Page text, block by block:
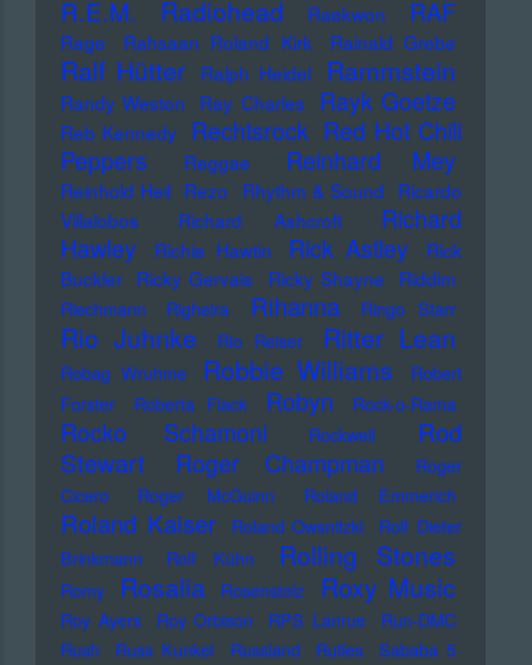
R.E.M. Radiohead Raekwon RAF
Rage Rahsaan Roland Kirk Rainald Grebe
Ralf Hütter Ralph Heidel Rammstein
Randy Weston Ray Charles Rayk Goetze
Reb Kennedy Rechtsrock Red Hot Chili
Peppers
Reggae Reinhard Mey
Reinhold Heil Rezo Rhythm & Sound Ricardo
Villalobos
Richard Ashcroft
Richard
Hawley
Richie Hawtin Rick Astley
Rick
Buckler
Ricky Gervais Ricky Shayne Riddim
Riechmann Righeira Rihanna Ringo Starr
Rio Juhnke Rio Reiser Ritter Lean
Robag Wruhme Robbie Williams
Robert
Forster
Roberta Flack Robyn Rock-o-Rama
Rocko Schamoni Rockwell
Rod
Stewart
Roger Champman
Roger
Cicero
Roger McGuinn Roland Emmerich
Roland Kaiser Roland Owsnitzki
Rolf Dieter
Brinkmann
Rolf Kühn Rolling Stones
Romy Rosalia Rosenstolz Roxy Music
Roy Ayers Roy Orbison RPS Lanrue
Run-DMC
Rush
Russ Kunkel Russland Rutles
Sababa 5